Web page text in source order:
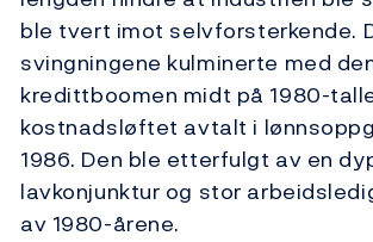
ble tvert imot selvforsterkende.
svingningene kulminerte med
kredittboomen midt på 1980-
kostnadsløftet avtalt i
1986. Den ble etterfulgt av en
lavkonjunktur og stor
av 1980-årene.